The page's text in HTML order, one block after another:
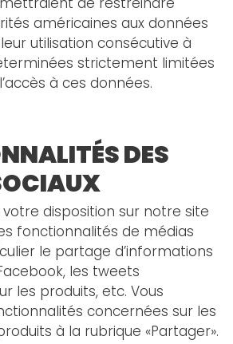
américaines aux données
utilisation consécutive à
strictement limitées
à ces données.
DES
disposition sur notre site
fonctionnalités de médias
le partage d’informations
les tweets
les produits, etc. Vous
concernées sur les
à la rubrique «Partager».